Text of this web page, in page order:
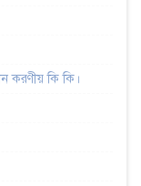
করণীয় কি কি।